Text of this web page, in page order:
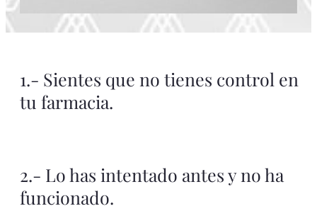
1.- Sientes que no tienes control en
tu farmacia.
2.- Lo has intentado antes y no ha
funcionado.